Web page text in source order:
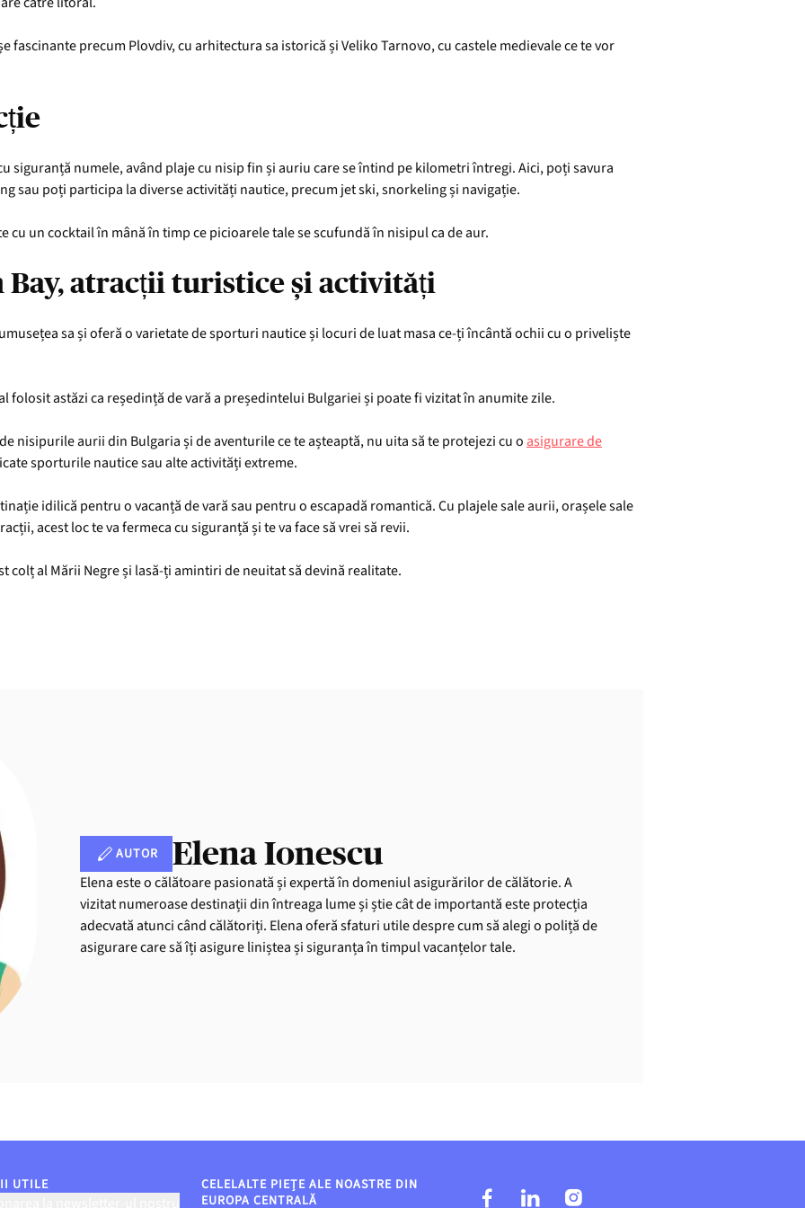
fascinante precum Plovdiv, cu arhitectura sa istorică și Veliko Tarnovo, cu castele medievale ce te vor
siguranță numele, având plaje cu nisip fin și auriu care se întind pe kilometri întregi. Aici, poți savura
sau poți participa la diverse activități nautice, precum jet ski, snorkeling și navigație.
cu un cocktail în mână în timp ce picioarele tale se scufundă în nisipul ca de aur.
Bay, atracții turistice și activități
sa și oferă o varietate de sporturi nautice și locuri de luat masa ce-ți încântă ochii cu o priveliște
folosit astăzi ca reședință de vară a președintelui Bulgariei și poate fi vizitat în anumite zile.
nisipurile aurii din Bulgaria și de aventurile ce te așteaptă, nu uita să te protejezi cu o asigurare de
sporturile nautice sau alte activități extreme.
idilică pentru o vacanță de vară sau pentru o escapadă romantică. Cu plajele sale aurii, orașele sale
acest loc te va fermeca cu siguranță și te va face să vrei să revii.
colț al Mării Negre și lasă-ți amintiri de neuitat să devină realitate.
AUTOR Elena Ionescu
Elena este o călătoare pasionată și expertă în domeniul asigurărilor de călătorie. A
vizitat numeroase destinații din întreaga lume și știe cât de importantă este protecția
adecvată atunci când călătoriți. Elena oferă sfaturi utile despre cum să alegi o poliță de
asigurare care să îți asigure liniștea și siguranța în timpul vacanțelor tale.
UTILE
CELELALTE PIEȚE ALE NOASTRE DIN
EUROPA CENTRALĂ